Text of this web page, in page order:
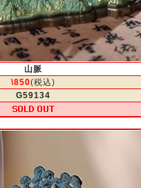
山脈
\850(税込)
G59134